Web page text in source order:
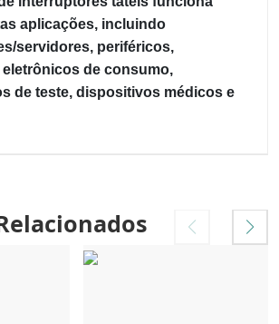
aplicações, incluindo
servidores, periféricos,
de consumo,
de teste, dispositivos médicos e